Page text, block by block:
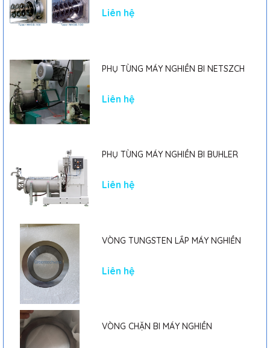
Liên hệ
PHỤ TÙNG MÁY NGHIỀN BI NETSZCH
Liên hệ
PHỤ TÙNG MÁY NGHIỀN BI BUHLER
Liên hệ
VÒNG TUNGSTEN LẮP MÁY NGHIỀN
Liên hệ
VÒNG CHẶN BI MÁY NGHIỀN